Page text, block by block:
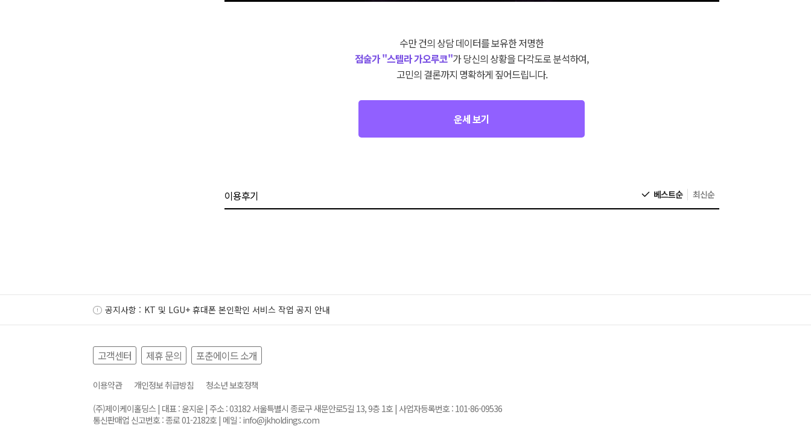
수만 건의 상담 데이터를 보유한 저명한
점술가 "스텔라 가오루코"가 당신의 상황을 다각도로 분석하여,
고민의 결론까지 명확하게 짚어드립니다.
운세 보기
이용후기 베스트순 최신순
공지사항 : KT 및 LGU+ 휴대폰 본인확인 서비스 작업 공지 안내
고객센터 제휴 문의 포춘에이드 소개
이용약관 개인정보 취급방침
청소년 보호정책
(주)제이케이홀딩스 | 대표 : 윤지운 | 주소 : 03182 서울특별시 종로구 새문안로5길 13, 9층 1호 | 사업자등록번호 : 101-86-09536
통신판매업 신고번호 : 종로 01-2182호 | 메일 : info@jkholdings.com